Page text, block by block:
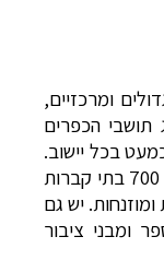
ומרכזיים,
תושבי הכפרים
בכל יישוב.
כך ניתן למצוא כיום בסלובקיה קרוב ל- 700 בתי קברות
יש גם
ומבני ציבור